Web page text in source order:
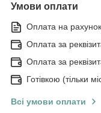
Умови оплати
Оплата на рахунок
Оплата за
Оплата за
Готівкою (тільки
Всі умови оплати